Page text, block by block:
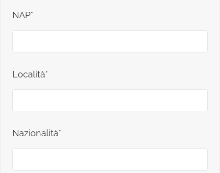
NAP*
Località*
Nazionalità*